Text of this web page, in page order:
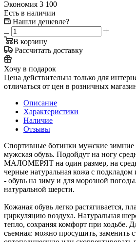
В корзину
Рассчитать доставку
Хочу в подарок
Цена действительна только для
отличаться от цен в розничных
Описание
Характеристики
Отзывы
Спортивные ботинки мужские зимние
мужская обувь. Подойдут на ногу
черные натуральная кожа с подкладом
- обувь на зиму и для морозной
натуральной шерсти.
Кожаная обувь легко растягивается,
циркуляцию воздуха. Натуральная
съемная: можно просушить, заменить
ортопедическую или скорректировать
тонкой или толстой стелькой.